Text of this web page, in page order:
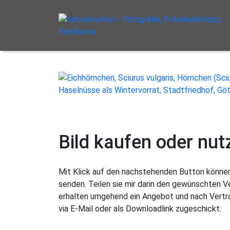
Bild kaufen oder
Mit Klick auf den nachstehenden Button
senden. Teilen sie mir darin den gewünschten
erhalten umgehend ein Angebot und nach
via E-Mail oder als Downloadlink zugeschickt.